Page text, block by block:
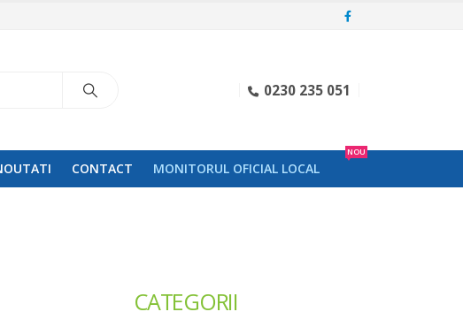
0230 235 051
CONTACT MONITORUL OFICIAL LOCAL
NOU
CATEGORII